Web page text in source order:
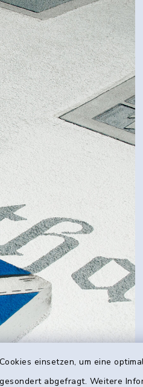
einsetzen, um eine
abgefragt. Weitere